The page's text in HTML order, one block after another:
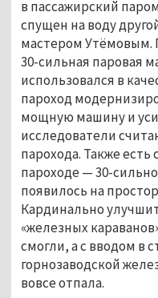
в пассажирский
спущен на воду
мастером Утёмовым.
30-сильная паровая
использовался в
пароход
мощную машину и
исследователи
парохода. Также
пароходе — 30-
появилось на
Кардинально
«железных
смогли, а с вводом в
горнозаводской
вовсе отпала.